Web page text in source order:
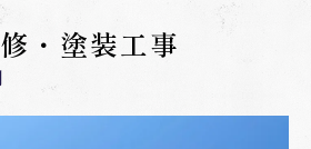
・塗装工事